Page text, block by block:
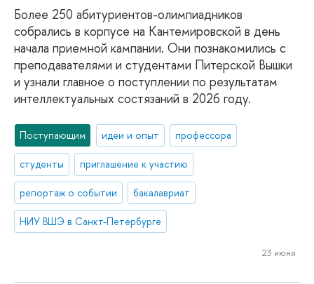
Более 250 абитуриентов-олимпиадников
собрались в корпусе на Кантемировской в день
начала приемной кампании. Они познакомились с
преподавателями и студентами Питерской Вышки
и узнали главное о поступлении по результатам
интеллектуальных состязаний в 2026 году.
Поступающим идеи и опыт профессора
студенты приглашение к участию
репортаж о событии бакалавриат
НИУ ВШЭ в Санкт-Петербурге
23 июня